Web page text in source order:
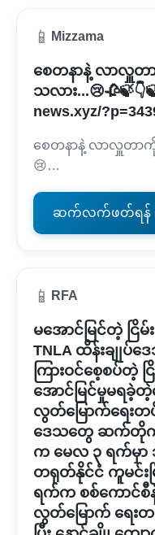
📱 Mizzama
စေတနာနဲ့ လာလှူ
သလား
news.xyz/
စေတနာနဲ့ လာလှူတာ
😢…
ဆက်လက်ဖတ်ရန်
📱 RFA
မအောင်မြင်တဲ့ ငြိမ်း
TNLA ထိန်းချုပ်
ကြားဝင်စေ့စပ်တဲ့ င
အောင်မြင်မှုမရခဲ့
လွတ်မြောက်ရေးတ
ဒေသတွေ ဆက်တိုက်
က မေလ ၃ ရက်မှာ
တရုတ်နိုင်ငံ ကူမင်း
ရက်က စစ်ကောင်စီ
လွတ်မြောက် ရေး